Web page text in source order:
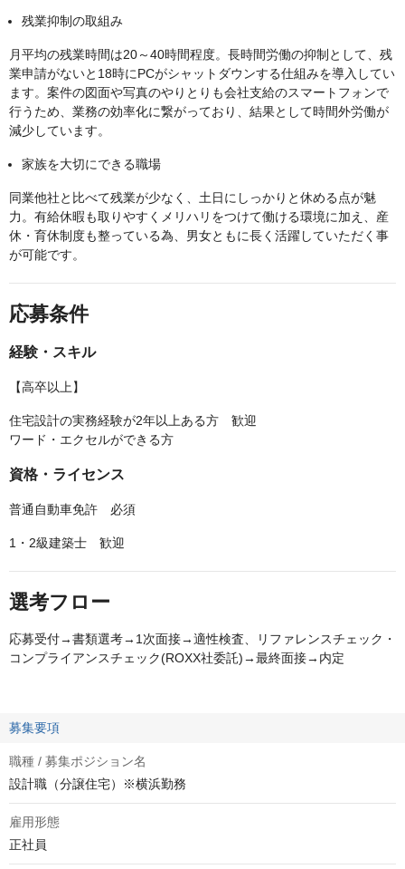
残業抑制の取組み
月平均の残業時間は20～40時間程度。長時間労働の抑制として、残
業申請がないと18時にPCがシャットダウンする仕組みを導入してい
ます。案件の図面や写真のやりとりも会社支給のスマートフォンで
行うため、業務の効率化に繋がっており、結果として時間外労働が
減少しています。
家族を大切にできる職場
同業他社と比べて残業が少なく、土日にしっかりと休める点が魅
力。有給休暇も取りやすくメリハリをつけて働ける環境に加え、産
休・育休制度も整っている為、男女ともに長く活躍していただく事
が可能です。
応募条件
経験・スキル
【高卒以上】
住宅設計の実務経験が2年以上ある方 歓迎
ワード・エクセルができる方
資格・ライセンス
普通自動車免許 必須
1・2級建築士 歓迎
選考フロー
応募受付→書類選考→1次面接→適性検査、リファレンスチェック・
コンプライアンスチェック(ROXX社委託)→最終面接→内定
募集要項
職種 / 募集ポジション名
設計職（分譲住宅）※横浜勤務
雇用形態
正社員